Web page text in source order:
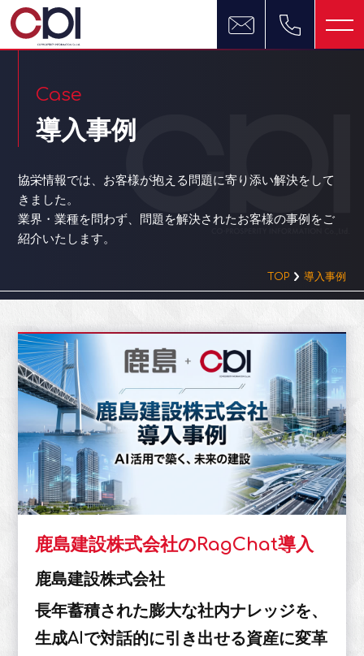
Case
導入事例
協栄情報では、お客様が抱える問題に寄り添い解決をして
きました。
業界・業種を問わず、問題を解決されたお客様の事例をご
紹介いたします。
TOP 導入事例
鹿島建設株式会社のRagChat導入
鹿島建設株式会社
長年蓄積された膨大な社内ナレッジを、
生成AIで対話的に引き出せる資産に変革